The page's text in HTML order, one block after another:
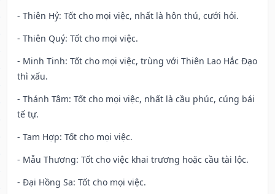
- Thiên Hỷ: Tốt cho mọi việc, nhất là hôn thú, cưới hỏi.
- Thiên Quý: Tốt cho mọi việc.
- Minh Tinh: Tốt cho mọi việc, trùng với Thiên Lao Hắc Đạo
thì xấu.
- Thánh Tâm: Tốt cho mọi việc, nhất là cầu phúc, cúng bái
tế tự.
- Tam Hợp: Tốt cho mọi việc.
- Mẫu Thương: Tốt cho việc khai trương hoặc cầu tài lộc.
- Đại Hồng Sa: Tốt cho mọi việc.